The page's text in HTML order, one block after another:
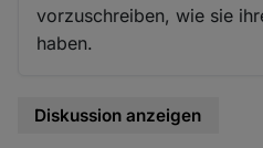
vorzuschreiben, wie sie
haben.
Diskussion anzeigen